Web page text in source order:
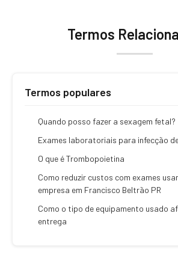
Termos
Termos populares
Quando posso fazer a sexagem fetal?
Exames laboratoriais para infecção
O que é Trombopoietina
Como reduzir custos com exames
empresa em Francisco Beltrão PR
Como o tipo de equipamento usado
entrega